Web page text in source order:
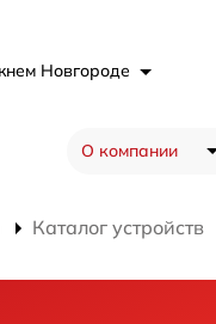
Новгороде
О компании
Каталог устройств